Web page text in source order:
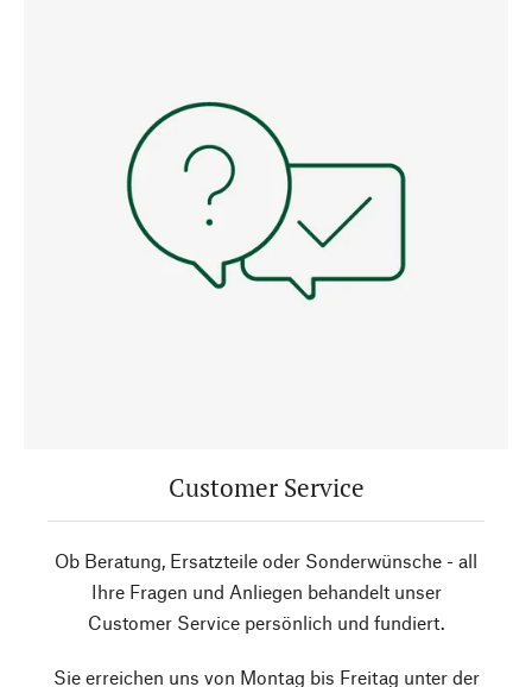
Customer Service
Ob Beratung, Ersatzteile oder Sonderwünsche - all
Ihre Fragen und Anliegen behandelt unser
Customer Service persönlich und fundiert.
Sie erreichen uns von Montag bis Freitag unter der